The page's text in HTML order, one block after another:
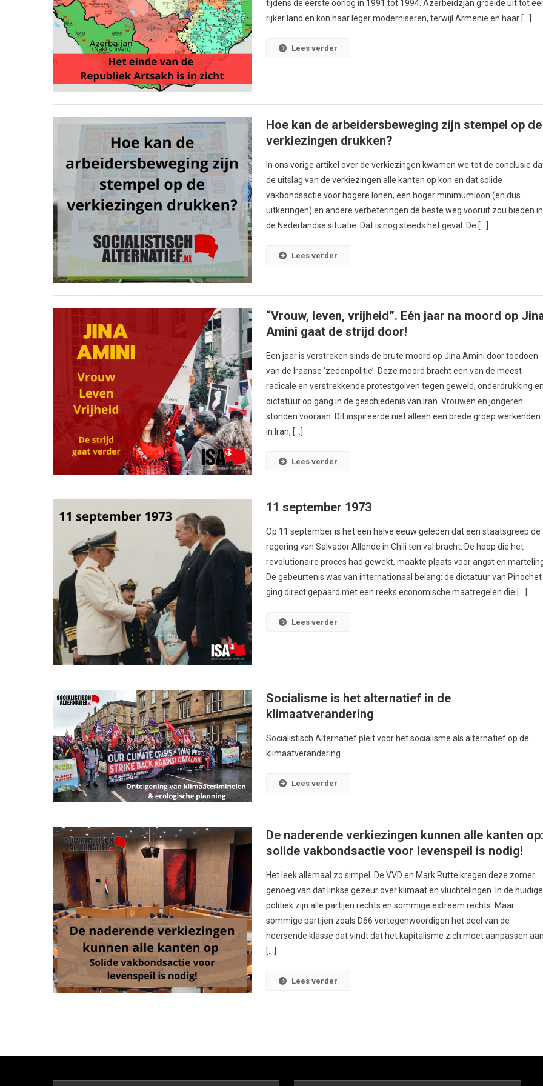
tijdens de eerste oorlog in 1991 tot 1994. Azerbeidzjan groeide uit tot
rijker land en kon haar leger moderniseren, terwijl Armenië en haar […]
Lees verder
Hoe kan de arbeidersbeweging zijn stempel op de
verkiezingen drukken?
In ons vorige artikel over de verkiezingen kwamen we tot de conclusie
de uitslag van de verkiezingen alle kanten op kon en dat solide
vakbondsactie voor hogere lonen, een hoger minimumloon (en dus
uitkeringen) en andere verbeteringen de beste weg vooruit zou bieden in
de Nederlandse situatie. Dat is nog steeds het geval. De […]
Lees verder
“Vrouw, leven, vrijheid”. Eén jaar na moord op
Amini gaat de strijd door!
Een jaar is verstreken sinds de brute moord op Jina Amini door toedoen
van de Iraanse ‘zedenpolitie’. Deze moord bracht een van de meest
radicale en verstrekkende protestgolven tegen geweld, onderdrukking
dictatuur op gang in de geschiedenis van Iran. Vrouwen en jongeren
stonden vooraan. Dit inspireerde niet alleen een brede groep werkenden
in Iran, […]
Lees verder
11 september 1973
Op 11 september is het een halve eeuw geleden dat een staatsgreep de
regering van Salvador Allende in Chili ten val bracht. De hoop die het
revolutionaire proces had gewekt, maakte plaats voor angst en
De gebeurtenis was van internationaal belang: de dictatuur van Pinochet
ging direct gepaard met een reeks economische maatregelen die […]
Lees verder
Socialisme is het alternatief in de
klimaatverandering
Socialistisch Alternatief pleit voor het socialisme als alternatief op de
klimaatverandering
Lees verder
De naderende verkiezingen kunnen alle kanten
solide vakbondsactie voor levenspeil is nodig!
Het leek allemaal zo simpel. De VVD en Mark Rutte kregen deze zomer
genoeg van dat linkse gezeur over klimaat en vluchtelingen. In de huidige
politiek zijn alle partijen rechts en sommige extreem rechts. Maar
sommige partijen zoals D66 vertegenwoordigen het deel van de
heersende klasse dat vindt dat het kapitalisme zich moet aanpassen
[…]
Lees verder